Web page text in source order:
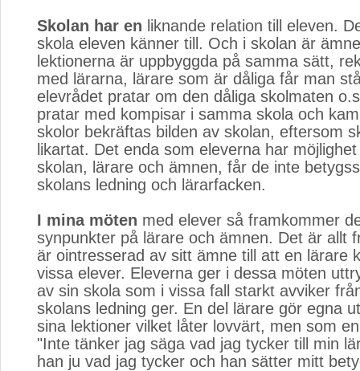
Skolan har en liknande relation till eleven.
skola eleven känner till. Och i skolan är
lektionerna är uppbyggda på samma sätt,
med lärarna, lärare som är dåliga får man
elevrådet pratar om den dåliga skolmaten
pratar med kompisar i samma skola och
skolor bekräftas bilden av skolan, eftersom
likartat. Det enda som eleverna har
skolan, lärare och ämnen, får de inte
skolans ledning och lärarfacken.
I mina möten med elever så framkommer
synpunkter på lärare och ämnen. Det är allt
är ointresserad av sitt ämne till att en lärare
vissa elever. Eleverna ger i dessa möten
av sin skola som i vissa fall starkt avviker
skolans ledning ger. En del lärare gör egna
sina lektioner vilket låter lovvärt, men som
"Inte tänker jag säga vad jag tycker till min
han ju vad jag tycker och han sätter mitt